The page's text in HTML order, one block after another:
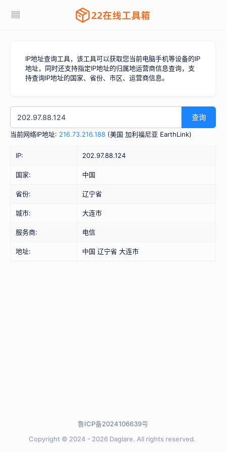
IP地址查询工具，该工具可以获取您当前电脑手机等设备的IP
地址，同时还支持指定IP地址的归属地运营商信息查询，支
持查询IP地址的国家、省份、市区、运营商信息。
查询
当前网络IP地址: 216.73.216.188 (美国 加利福尼亚 EarthLink)
IP: 202.97.88.124
国家: 中国
省份: 辽宁省
城市: 大连市
服务商: 电信
地址: 中国 辽宁省 大连市
Copyright © 2024 - 2026 Daglare. All rights reserved.
鲁ICP备2024106639号